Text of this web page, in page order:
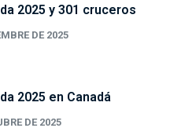
2025 y 301 cruceros
DE 2025
2025 en Canadá
DE 2025